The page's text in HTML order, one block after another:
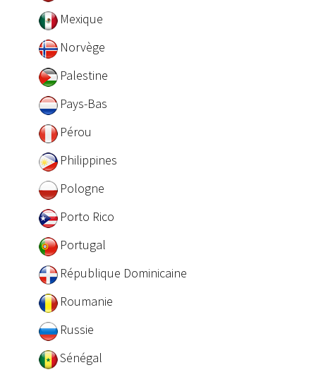
Mexique
Norvège
Palestine
Pays-Bas
Pérou
Philippines
Pologne
Porto Rico
Portugal
République Dominicaine
Roumanie
Russie
Sénégal